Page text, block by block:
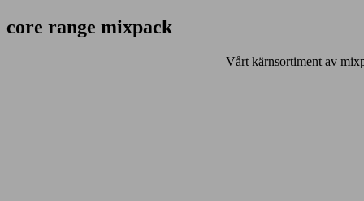
core range mixpack
Vårt kärnsortiment av